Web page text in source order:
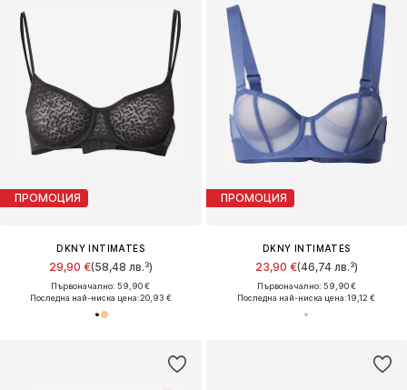
ПРОМОЦИЯ
DKNY INTIMATES
29,90 €(58,48 лв.³)
Първоначално: 59,90 €
Последна най-ниска цена:20,93 €
ПРОМОЦИЯ
DKNY INTIMATES
23,90 €(46,74 лв.³)
Първоначално: 59,90 €
Последна най-ниска цена:19,12 €